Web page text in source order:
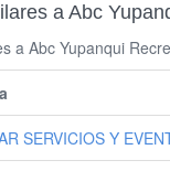
a Abc
a Abc Yupanqui
SERVICIOS Y